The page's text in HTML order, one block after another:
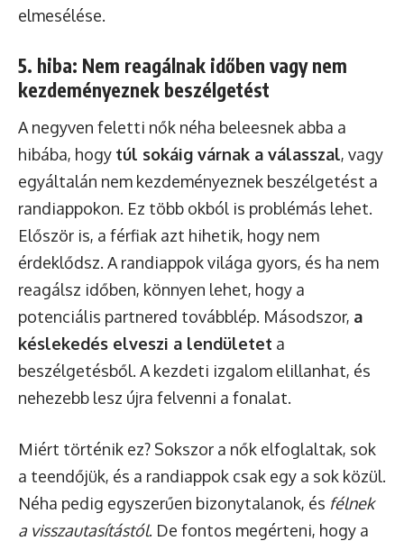
elmesélése.
5. hiba: Nem reagálnak időben vagy nem
kezdeményeznek beszélgetést
A negyven feletti nők néha beleesnek abba a
hibába, hogy túl sokáig várnak a válasszal, vagy
egyáltalán nem kezdeményeznek beszélgetést a
randiappokon. Ez több okból is problémás lehet.
Először is, a férfiak azt hihetik, hogy nem
érdeklődsz. A randiappok világa gyors, és ha nem
reagálsz időben, könnyen lehet, hogy a
potenciális partnered továbblép. Másodszor, a
késlekedés elveszi a lendületet a
beszélgetésből. A kezdeti izgalom elillanhat, és
nehezebb lesz újra felvenni a fonalat.
Miért történik ez? Sokszor a nők elfoglaltak, sok
a teendőjük, és a randiappok csak egy a sok közül.
Néha pedig egyszerűen bizonytalanok, és félnek
a visszautasítástól. De fontos megérteni, hogy a